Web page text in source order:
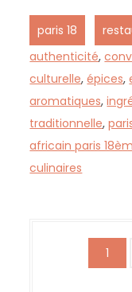
paris 18
authenticité,
culturelle,épices,
aromatiques,
traditionnelle,
africain paris
culinaires
1